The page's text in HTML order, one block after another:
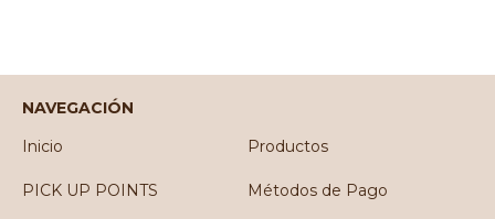
NAVEGACIÓN
Inicio
Productos
PICK UP POINTS Métodos de Pago